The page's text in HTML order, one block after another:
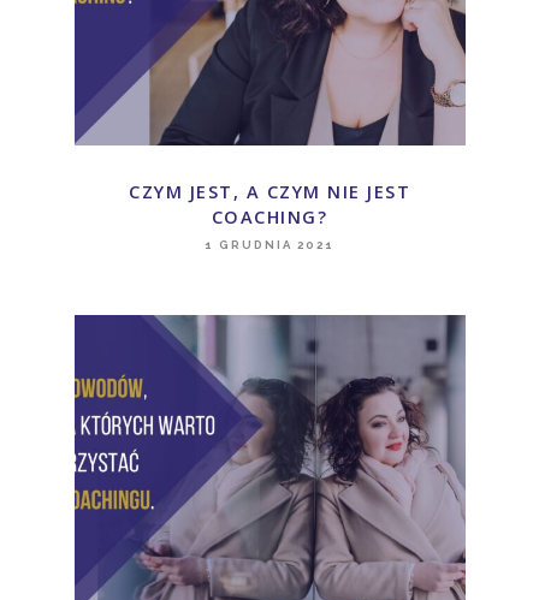
CZYM JEST, A CZYM NIE JEST
COACHING?
1 GRUDNIA 2021